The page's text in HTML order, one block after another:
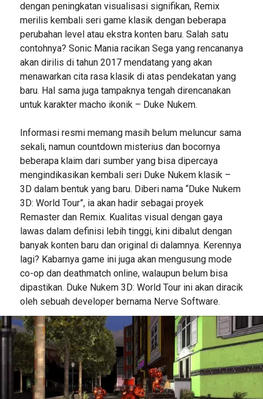
dengan peningkatan visualisasi signifikan, Remix
merilis kembali seri game klasik dengan beberapa
perubahan level atau ekstra konten baru. Salah satu
contohnya? Sonic Mania racikan Sega yang rencananya
akan dirilis di tahun 2017 mendatang yang akan
menawarkan cita rasa klasik di atas pendekatan yang
baru. Hal sama juga tampaknya tengah direncanakan
untuk karakter macho ikonik – Duke Nukem.
Informasi resmi memang masih belum meluncur sama
sekali, namun countdown misterius dan bocornya
beberapa klaim dari sumber yang bisa dipercaya
mengindikasikan kembali seri Duke Nukem klasik –
3D dalam bentuk yang baru. Diberi nama “Duke Nukem
3D: World Tour”, ia akan hadir sebagai proyek
Remaster dan Remix. Kualitas visual dengan gaya
lawas dalam definisi lebih tinggi, kini dibalut dengan
banyak konten baru dan original di dalamnya. Kerennya
lagi? Kabarnya game ini juga akan mengusung mode
co-op dan deathmatch online, walaupun belum bisa
dipastikan. Duke Nukem 3D: World Tour ini akan diracik
oleh sebuah developer bernama Nerve Software.